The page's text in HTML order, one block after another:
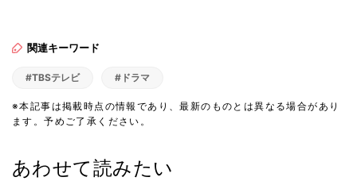
関連キーワード
#TBSテレビ #ドラマ
※本記事は掲載時点の情報であり、最新のものとは異なる場合があり
ます。予めご了承ください。
あわせて読みたい